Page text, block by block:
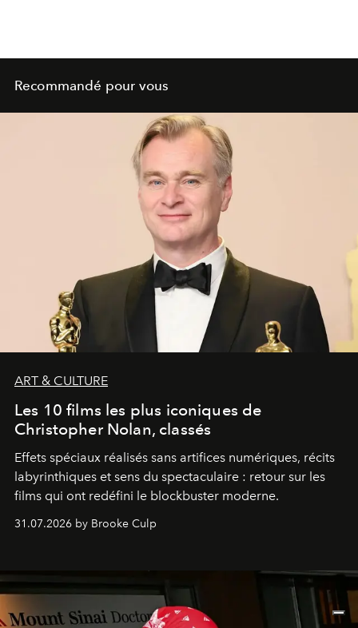
Recommandé pour vous
ART & CULTURE
Les 10 films les plus iconiques de
Christopher Nolan, classés
Effets spéciaux réalisés sans artifices numériques, récits
labyrinthiques et sens du spectaculaire : retour sur les
films qui ont redéfini le blockbuster moderne.
31.07.2026 by Brooke Culp